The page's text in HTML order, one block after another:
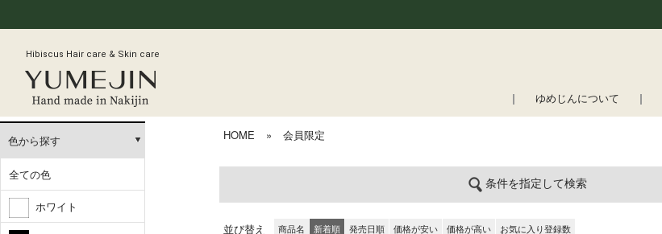
Hibiscus Hair care & Skin care
ゆめじんについて
色から探す
全ての色
ホワイト
HOME » 会員限定
条件を指定して検索
並び替え 商品名 新着順 発売日順 価格が安い 価格が高い お気に入り登録数